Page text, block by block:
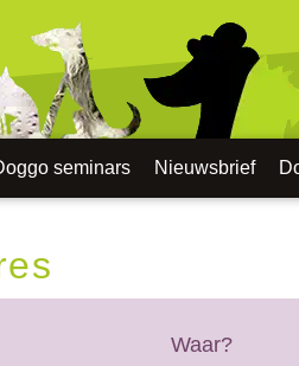
seminars Nieuwsbrief
Waar?